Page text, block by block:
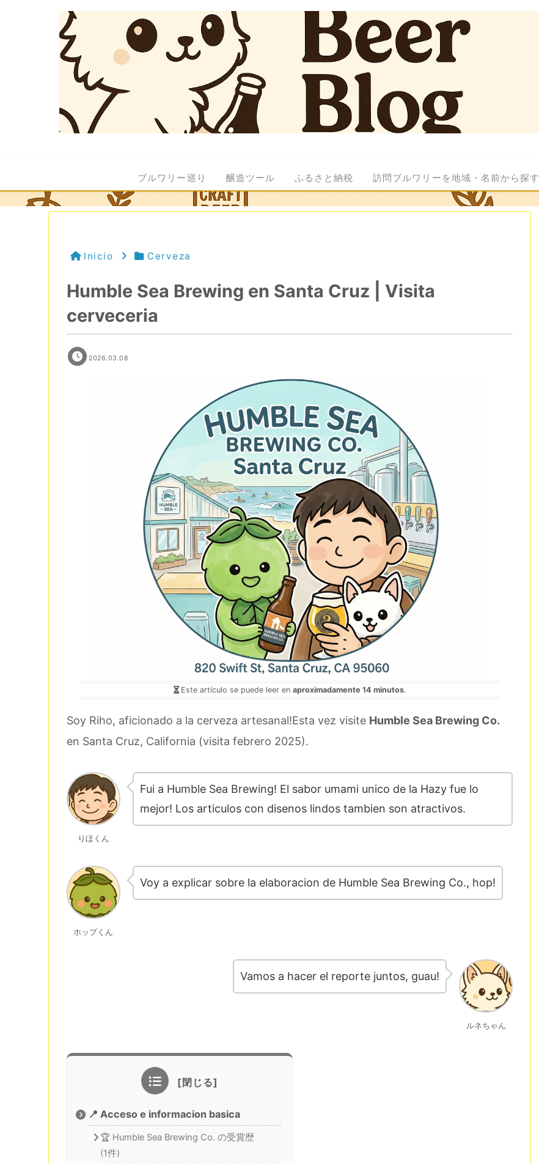
ブルワリー巡り 醸造ツール ふるさと納税 訪問ブルワリーを地域・名前から探す
Inicio Cerveza
Humble Sea Brewing en Santa Cruz | Visita
cerveceria
2026.03.08
Este artículo se puede leer en aproximadamente 14 minutos.
Soy Riho, aficionado a la cerveza artesanal!Esta vez visite Humble Sea Brewing Co.
en Santa Cruz, California (visita febrero 2025).
りほくん
Fui a Humble Sea Brewing! El sabor umami unico de la Hazy fue lo
mejor! Los articulos con disenos lindos tambien son atractivos.
ホップくん
Voy a explicar sobre la elaboracion de Humble Sea Brewing Co., hop!
ルネちゃん
Vamos a hacer el reporte juntos, guau!
📍 Acceso e informacion basica
🏆 Humble Sea Brewing Co. の受賞歴
(1件)